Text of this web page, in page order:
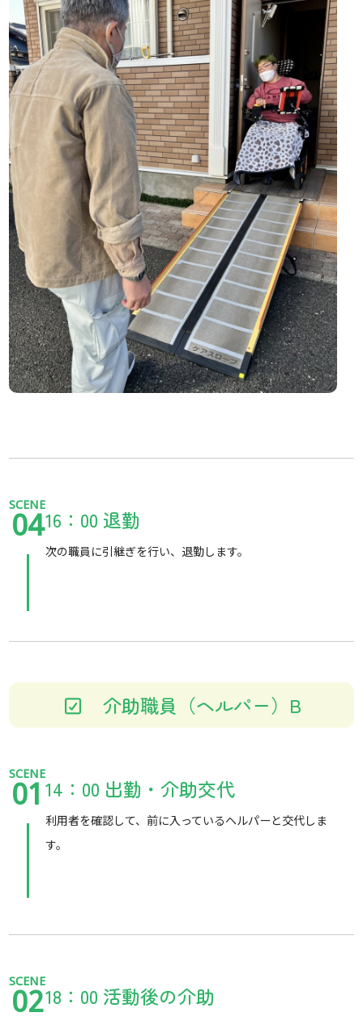
SCENE
0416：00 退勤
次の職員に引継ぎを行い、退勤します。
介助職員（ヘルパー）B
SCENE
01 14：00 出勤・介助交代
利用者を確認して、前に入っているヘルパーと交代しま
す。
SCENE
0218：00 活動後の介助